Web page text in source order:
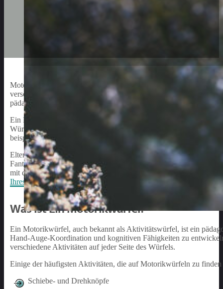
Motorikwürfel sind ein beliebtes Spielzeug für Babys und
verschiedenen Modulen und Elementen, die Kinder dazu
pädagogisch wertvolle Spielzeug unterstützt die frühkindliche
Ein Motorikwürfel besteht normalerweise aus mehreren Ebenen
Würfels bietet verschiedene Aktivitäten, die das Kind dazu
beispielsweise Schiebespiele, Dreh- und Steckelemente, kleine
Eltern schätzen Motorikwürfel als sinnvolle Alternative zu
Fantasie und Kreativität anregen. Dabei legen sie großen Wert
mit dem Motorikwürfel spielen kann. In diesem Artikel erhalten
Ihres Kindesbeitragen können.
Was Ist Ein Motorikwürfel?
Ein Motorikwürfel, auch bekannt als Aktivitätswürfel, ist ein
Hand-Auge-Koordination und kognitiven Fähigkeiten zu
verschiedene Aktivitäten auf jeder Seite des Würfels.
Einige der häufigsten Aktivitäten, die auf Motorikwürfeln zu finden
Schiebe- und Drehknöpfe